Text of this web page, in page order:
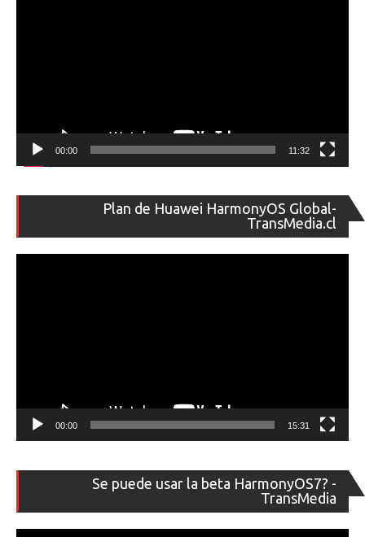
00:00 11:32
Plan de Huawei HarmonyOS Global-
TransMedia.cl
de
00:00 15:31
Se puede usar la beta HarmonyOS7? -
TransMedia
de